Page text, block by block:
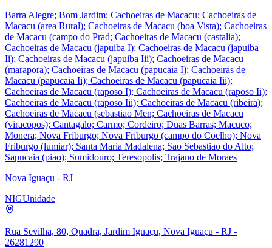
Barra Alegre; Bom Jardim; Cachoeiras de Macacu; Cachoeiras de
Macacu (area Rural); Cachoeiras de Macacu (boa Vista); Cachoeiras
de Macacu (campo do Prad; Cachoeiras de Macacu (castalia);
Cachoeiras de Macacu (japuiba I); Cachoeiras de Macacu (japuiba
Ii); Cachoeiras de Macacu (japuiba Iii); Cachoeiras de Macacu
(marapora); Cachoeiras de Macacu (papucaia I); Cachoeiras de
Macacu (papucaia Ii); Cachoeiras de Macacu (papucaia Iii);
Cachoeiras de Macacu (raposo I); Cachoeiras de Macacu (raposo Ii);
Cachoeiras de Macacu (raposo Iii); Cachoeiras de Macacu (ribeira);
Cachoeiras de Macacu (sebastiao Men; Cachoeiras de Macacu
(viracopos); Cantagalo; Carmo; Cordeiro; Duas Barras; Macuco;
Monera; Nova Friburgo; Nova Friburgo (campo do Coelho); Nova
Friburgo (lumiar); Santa Maria Madalena; Sao Sebastiao do Alto;
Sapucaia (piao); Sumidouro; Teresopolis; Trajano de Moraes
Nova Iguaçu - RJ
NIGUnidade
Rua Sevilha, 80, Quadra, Jardim Iguaçu, Nova Iguaçu - RJ -
26281290